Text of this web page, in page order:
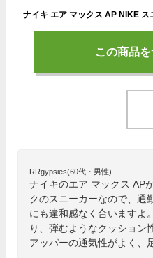
この商品
RRgypsies(60代・男性)
ナイキのエア マックス AP
クのスニーカーなので、通
にも違和感なく合いますよ
り、弾むようなクッション
アッパーの通気性がよく、